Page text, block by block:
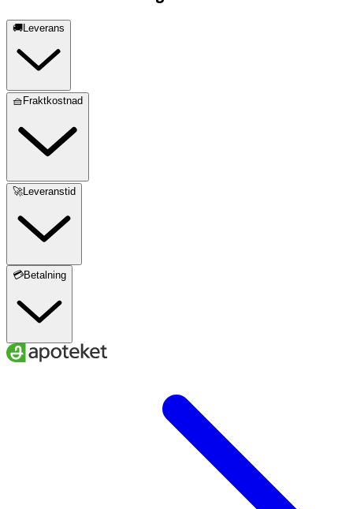
🚚Leverans
🧺Fraktkostnad
🚀Leveranstid
💳Betalning